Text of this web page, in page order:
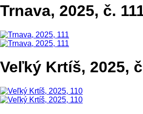
Trnava, 2025, č.
Veľký Krtíš, 2025,